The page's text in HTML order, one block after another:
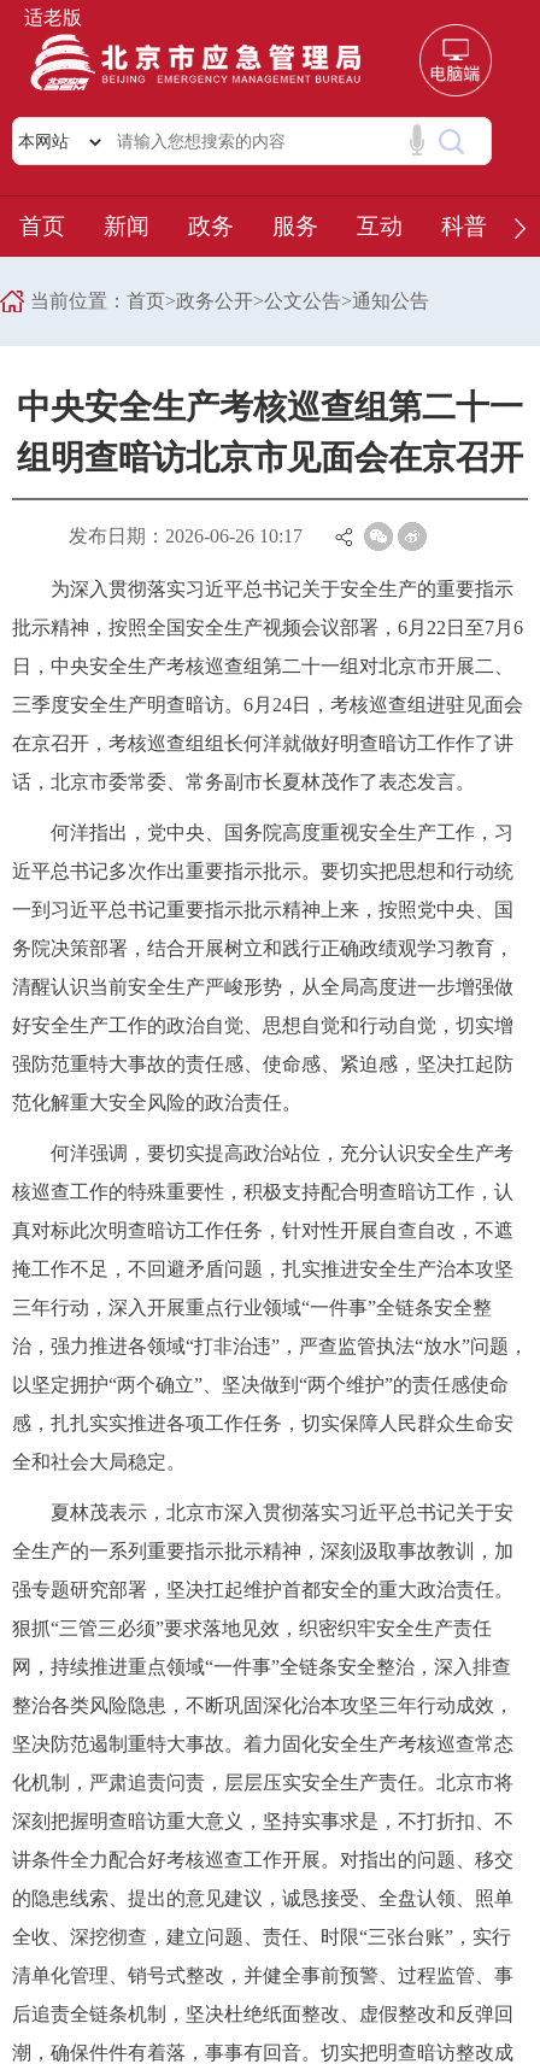
适老版
首页 新闻 政务 服务 互动 科普
当前位置： 首页>政务公开>公文公告>通知公告
中央安全生产考核巡查组第二十一
组明查暗访北京市见面会在京召开
发布日期：2026-06-26 10:17
为深入贯彻落实习近平总书记关于安全生产的重要指示
批示精神，按照全国安全生产视频会议部署，6月22日至7月6
日，中央安全生产考核巡查组第二十一组对北京市开展二、
三季度安全生产明查暗访。6月24日，考核巡查组进驻见面会
在京召开，考核巡查组组长何洋就做好明查暗访工作作了讲
话，北京市委常委、常务副市长夏林茂作了表态发言。
何洋指出，党中央、国务院高度重视安全生产工作，习
近平总书记多次作出重要指示批示。要切实把思想和行动统
一到习近平总书记重要指示批示精神上来，按照党中央、国
务院决策部署，结合开展树立和践行正确政绩观学习教育，
清醒认识当前安全生产严峻形势，从全局高度进一步增强做
好安全生产工作的政治自觉、思想自觉和行动自觉，切实增
强防范重特大事故的责任感、使命感、紧迫感，坚决扛起防
范化解重大安全风险的政治责任。
何洋强调，要切实提高政治站位，充分认识安全生产考
核巡查工作的特殊重要性，积极支持配合明查暗访工作，认
真对标此次明查暗访工作任务，针对性开展自查自改，不遮
掩工作不足，不回避矛盾问题，扎实推进安全生产治本攻坚
三年行动，深入开展重点行业领域“一件事”全链条安全整
治，强力推进各领域“打非治违”，严查监管执法“放水”问题，
以坚定拥护“两个确立”、坚决做到“两个维护”的责任感使命
感，扎扎实实推进各项工作任务，切实保障人民群众生命安
全和社会大局稳定。
夏林茂表示，北京市深入贯彻落实习近平总书记关于安
全生产的一系列重要指示批示精神，深刻汲取事故教训，加
强专题研究部署，坚决扛起维护首都安全的重大政治责任。
狠抓“三管三必须”要求落地见效，织密织牢安全生产责任
网，持续推进重点领域“一件事”全链条安全整治，深入排查
整治各类风险隐患，不断巩固深化治本攻坚三年行动成效，
坚决防范遏制重特大事故。着力固化安全生产考核巡查常态
化机制，严肃追责问责，层层压实安全生产责任。北京市将
深刻把握明查暗访重大意义，坚持实事求是，不打折扣、不
讲条件全力配合好考核巡查工作开展。对指出的问题、移交
的隐患线索、提出的意见建议，诚恳接受、全盘认领、照单
全收、深挖彻查，建立问题、责任、时限“三张台账”，实行
清单化管理、销号式整改，并健全事前预警、过程监管、事
后追责全链条机制，坚决杜绝纸面整改、虚假整改和反弹回
潮，确保件件有着落，事事有回音。切实把明查暗访整改成